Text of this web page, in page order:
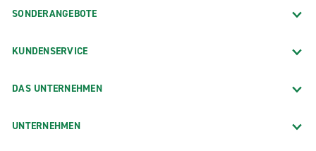
SONDERANGEBOTE
KUNDENSERVICE
DAS UNTERNEHMEN
UNTERNEHMEN